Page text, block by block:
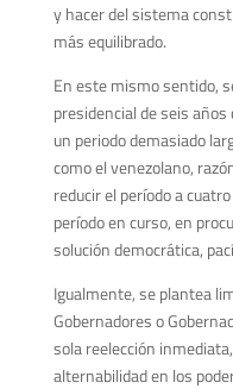
y hacer del sistema
más equilibrado.
En este mismo sentido,
presidencial de seis
un periodo demasiado
como el venezolano,
reducir el período a
período en curso, en
solución democrática,
Igualmente, se plantea
Gobernadores o
sola reelección
alternabilidad en los